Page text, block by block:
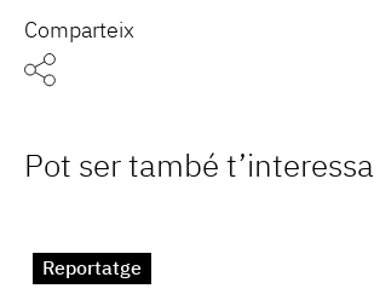
Comparteix
Pot ser també t’interessa
Reportatge